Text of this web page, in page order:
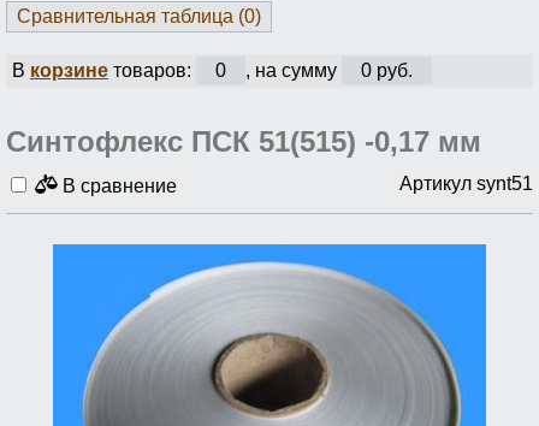
Сравнительная таблица (0)
В корзинетоваров: 0 , на сумму 0 руб.
Синтофлекс ПСК 51(515) -0,17 мм
В сравнение Артикул synt51